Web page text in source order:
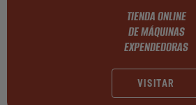
TIENDA ONLINE
DE MÁQUINAS
EXPENDEDORAS
VISITAR